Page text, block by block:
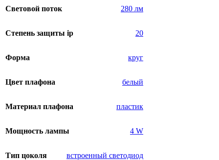
Световой поток 280 лм
Степень защиты ip 20
Форма круг
Цвет плафона белый
Материал плафона пластик
Мощность лампы 4 W
Тип цоколя встроенный светодиод